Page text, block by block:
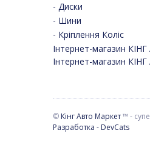
- Диски
- Шини
- Кріплення Коліс
Інтернет-магазин
Інтернет-магазин
© Кінг Авто Маркет™ -
Разработка - DevCats